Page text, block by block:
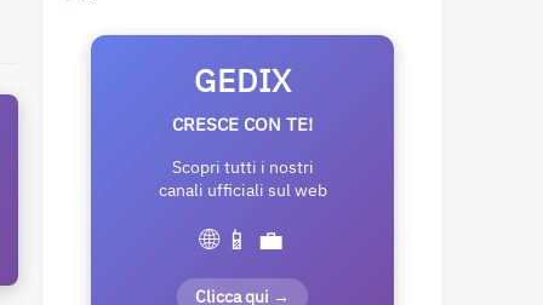
GEDIX
CRESCE CON TE!
Scopri tutti i nostri
canali ufficiali sul web
🌐 📱 💼
Clicca qui →